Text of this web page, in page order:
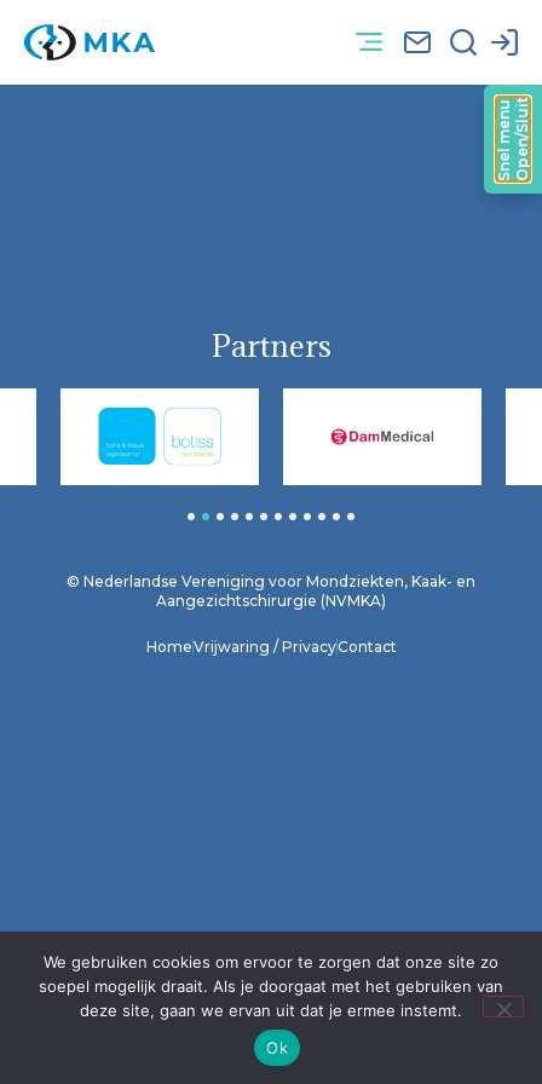
Sessie 3: Vrije voordracht:
C.C. Stoop, UMC Utrecht,
Partners
5 6 7 8 9 1011 12
© Nederlandse Vereniging voor Mondziekten, Kaak- en
Aangezichtschirurgie (NVMKA)
HomeVrijwaring / PrivacyContact
We gebruiken cookies om ervoor te zorgen dat onze site zo
soepel mogelijk draait. Als je doorgaat met het gebruiken van
deze site, gaan we ervan uit dat je ermee instemt.
Ok
Open/Sluit
Snel menu